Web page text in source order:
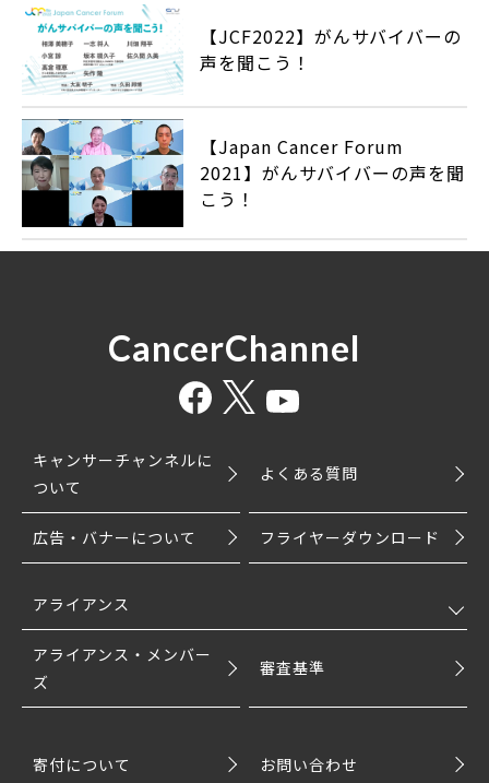
【JCF2022】がんサバイバーの
声を聞こう！
【Japan Cancer Forum
2021】がんサバイバーの声を聞
こう！
CancerChannel
キャンサーチャンネルに
ついて
よくある質問
広告・バナーについて フライヤーダウンロード
アライアンス
アライアンス・メンバー
ズ
審査基準
寄付について お問い合わせ